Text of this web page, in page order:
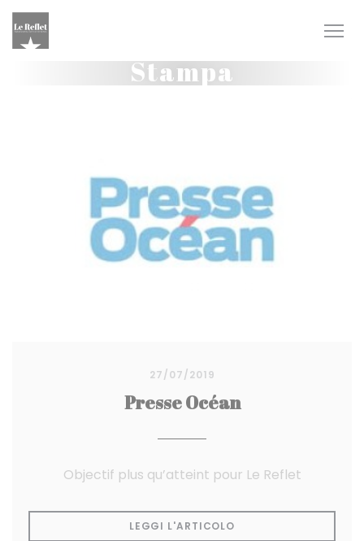
Personalizzazione delle tue scelte sui cookie
Stampa
27/07/2019
Presse Océan
Objectif plus qu’atteint pour Le Reflet
LEGGI L'ARTICOLO